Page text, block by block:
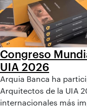
Congreso
UIA 2026
Arquia Banca ha
Arquitectos de la UIA
internacionales más